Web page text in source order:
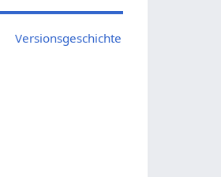
Versionsgeschichte